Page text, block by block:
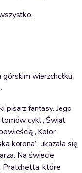
wierzchołku,
fantasy. Jego
tomów cykl „Świat
„Kolor
korona”, ukazała się
Na świecie
Pratchetta, które